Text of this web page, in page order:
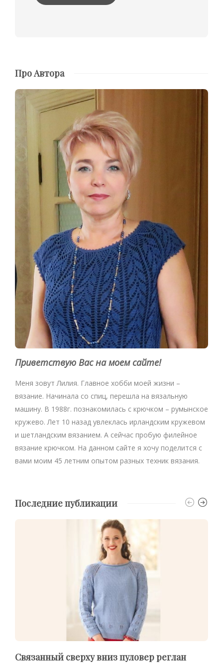
Про Автора
Приветствую Вас на моем сайте!
Меня зовут Лилия. Главное хобби моей жизни –
вязание. Начинала со спиц, перешла на вязальную
машину. В 1988г. познакомилась с крючком – румынское
кружево. Лет 10 назад увлеклась ирландским кружевом
и шетландским вязанием. А сейчас пробую филейное
вязание крючком. На данном сайте я хочу поделится с
вами моим 45 летним опытом разных техник вязания.
Последние публикации
Связанный сверху вниз пуловер реглан